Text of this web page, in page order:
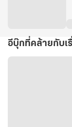
อีบุ๊กที่คล้ายกับเ